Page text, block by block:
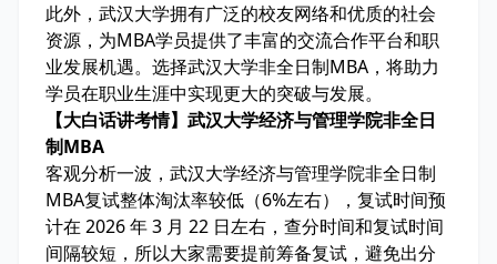
此外，武汉大学拥有广泛的校友网络和优质的社会
资源，为MBA学员提供了丰富的交流合作平台和职
业发展机遇。选择武汉大学非全日制MBA，将助力
学员在职业生涯中实现更大的突破与发展。
【大白话讲考情】武汉大学经济与管理学院非全日
制MBA
客观分析一波，武汉大学经济与管理学院非全日制
MBA复试整体淘汰率较低 （6%左右），复试时间预
计在 2026 年 3 月 22 日左右，查分时间和复试时间
间隔较短，所以大家需要提前筹备复试 ，避免出分